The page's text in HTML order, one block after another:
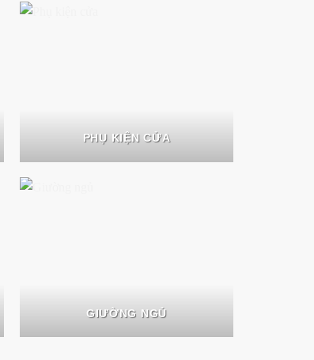
PHỤ KIỆN CỬA
GIƯỜNG NGỦ